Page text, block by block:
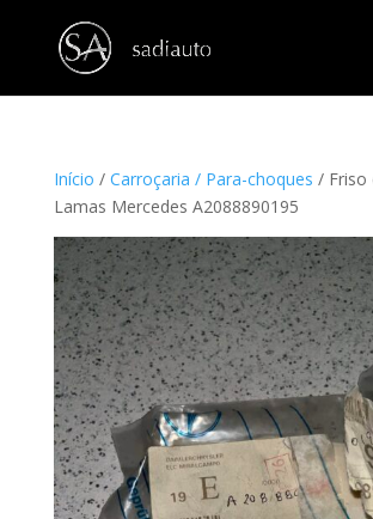
Início / Carroçaria / Para-choques / Friso
Lamas Mercedes A2088890195